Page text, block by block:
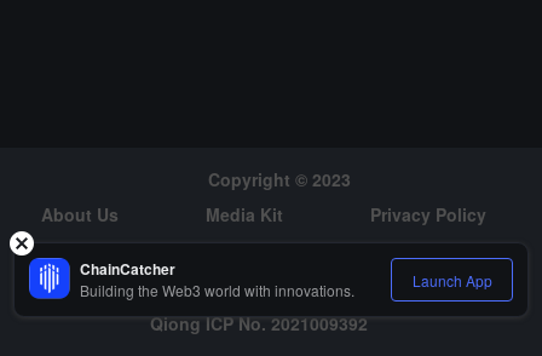
Copyright © 2023
About Us
Media Kit
Privacy Policy
Risk Warning
Hiring
Qiong ICP No. 2021009392
ChainCatcher
Building the Web3 world with innovations. Launch App